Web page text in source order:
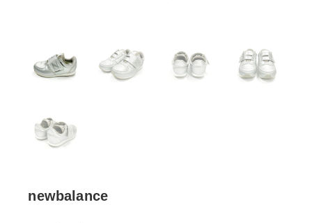
newbalance